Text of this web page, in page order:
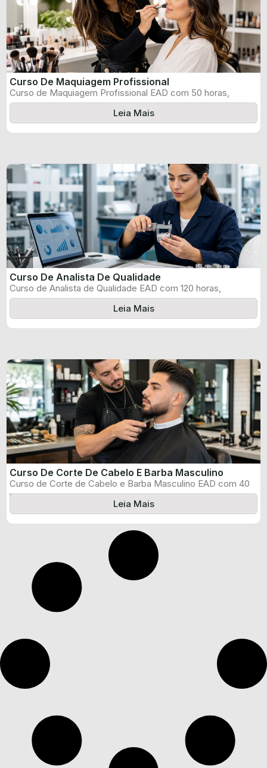
Curso De Maquiagem Profissional
Curso de Maquiagem Profissional EAD com 50 horas,
certificado informado pelo produtor e ...
Leia Mais
Curso De Analista De Qualidade
Curso de Analista de Qualidade EAD com 120 horas,
certificado informado pelo produtor ...
Leia Mais
Curso De Corte De Cabelo E Barba Masculino
Curso de Corte de Cabelo e Barba Masculino EAD com 40
horas, certificado ...
Leia Mais